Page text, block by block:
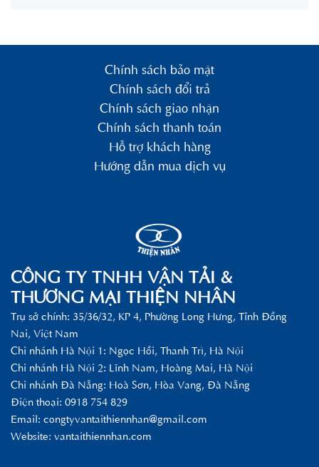
Chính sách bảo mật
Chính sách đổi trả
Chính sách giao nhận
Chính sách thanh toán
Hỗ trợ khách hàng
Hướng dẫn mua dịch vụ
CÔNG TY TNHH VẬN TẢI &
THƯƠNG MẠI THIỆN NHÂN
Trụ sở chính: 35/36/32, KP 4, Phường Long Hưng, Tỉnh Đồng
Nai, Việt Nam
Chi nhánh Hà Nội 1: Ngọc Hồi, Thanh Trì, Hà Nội
Chi nhánh Hà Nội 2: Lĩnh Nam, Hoàng Mai, Hà Nội
Chi nhánh Đà Nẵng: Hoà Sơn, Hòa Vang, Đà Nẵng
Điện thoại: 0918 754 829
Email: congtyvantaithiennhan@gmail.com
Website: vantaithiennhan.com